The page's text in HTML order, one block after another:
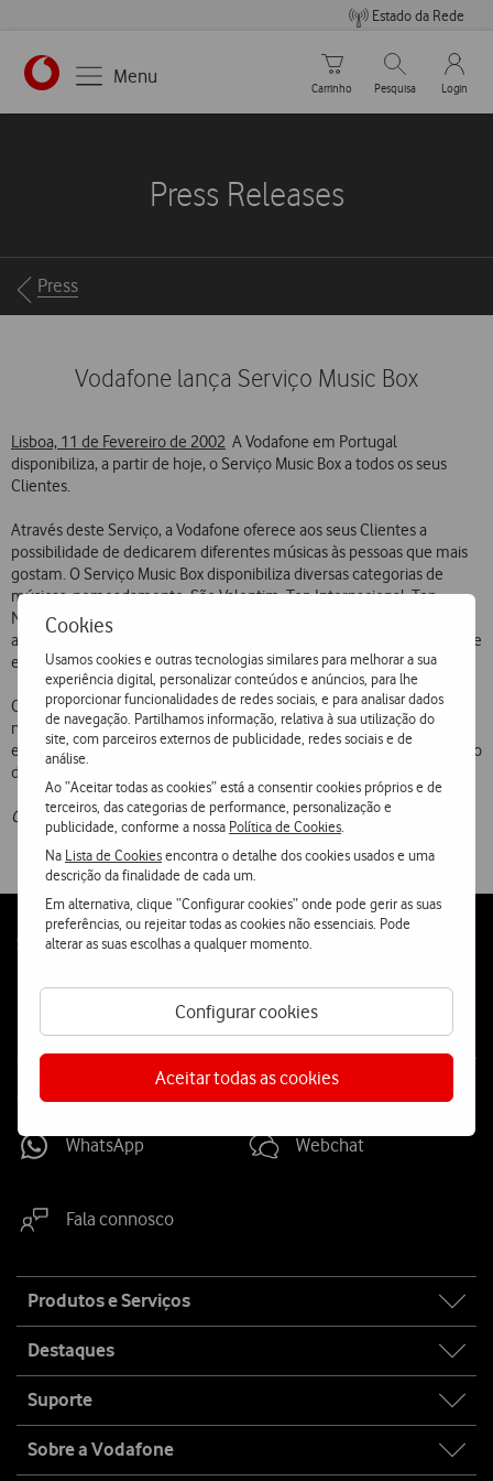
Cookies
Usamos cookies e outras tecnologias similares para melhorar a sua
experiência digital, personalizar conteúdos e anúncios, para lhe
proporcionar funcionalidades de redes sociais, e para analisar dados
de navegação. Partilhamos informação, relativa à sua utilização do
site, com parceiros externos de publicidade, redes sociais e de
análise.
Ao “Aceitar todas as cookies” está a consentir cookies próprios e de
terceiros, das categorias de performance, personalização e
publicidade, conforme a nossa Política de Cookies
Na Lista de Cookiesencontra o detalhe dos cookies usados e uma
descrição da finalidade de cada um.
Em alternativa, clique “Configurar cookies” onde pode gerir as suas
preferências, ou rejeitar todas as cookies não essenciais. Pode
alterar as suas escolhas a qualquer momento.
Configurar cookies
Aceitar todas as cookies
Estado da Rede
https://www.vodafone.pt
Menu
Carrinho de compras
Carrinho
Pesquisar
Pesquisa
My
Login
Press Releases
Breadcrumbs
Press
Vodafone lança Serviço Music Box
Lisboa, 11 de Fevereiro de 2002  A Vodafone em Portugal
disponibiliza, a partir de hoje, o Serviço Music Box a todos os seus
Clientes.
Através deste Serviço, a Vodafone oferece aos seus Clientes a
possibilidade de dedicarem diferentes músicas às pessoas que mais
gostam. O Serviço Music Box disponibiliza diversas categorias de
músicas, nomeadamente, São Valentim, Top Internacional, Top
Nacional, Bandas Sonoras e Ocasiões Especiais.O Cliente poderá
ainda adicionar uma mensagem pessoal e programar a data e hora de
entrega das mensagens.
Os Clientes da Vodafone podem utilizar este serviço através do
número 1564, tendo a chamada um custo de  0,30 por minuto e o
envio de uma mensagem musical (para qualquer rede) tem um custo
de  0,60.
Os preços apresentados incluem IVA à taxa legal em vigor.
Follow
Social
Contacta-nos
WhatsApp Webchat
Fala connosco
map
Produtos e Serviços
Destaques
Suporte
Sobre a Vodafone